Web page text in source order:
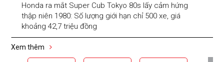
Honda ra mắt Super Cub Tokyo 80s lấy cảm hứng
thập niên 1980: Số lượng giới hạn chỉ 500 xe, giá
khoảng 42,7 triệu đồng
Xem thêm